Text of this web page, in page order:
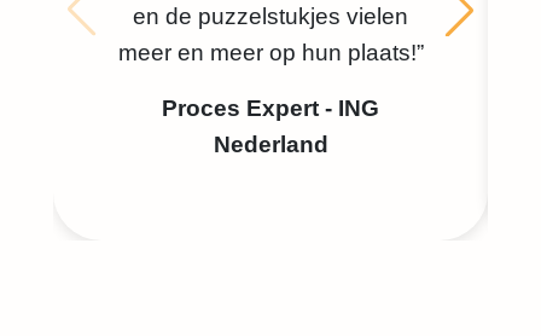
en de puzzelstukjes vielen
meer en meer op hun plaats!”
Proces Expert - ING
Nederland